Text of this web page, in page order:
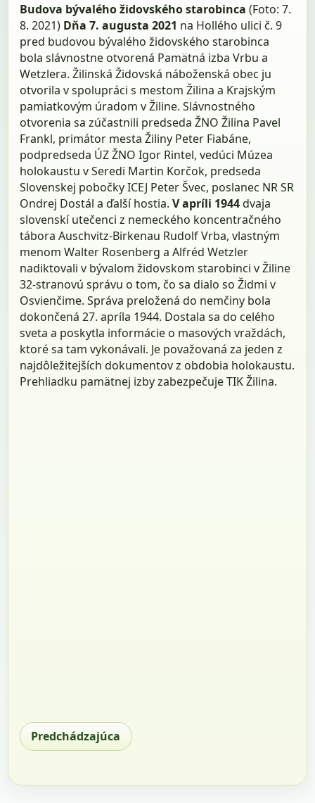
Budova bývalého židovského starobinca(Foto: 7.
8. 2021) Dňa 7. augusta 2021 na Hollého ulici č. 9
pred budovou bývalého židovského starobinca
bola slávnostne otvorená Pamätná izba Vrbu a
Wetzlera. Žilinská Židovská náboženská obec ju
otvorila v spolupráci s mestom Žilina a Krajským
pamiatkovým úradom v Žiline. Slávnostného
otvorenia sa zúčastnili predseda ŽNO Žilina Pavel
Frankl, primátor mesta Žiliny Peter Fiabáne,
podpredseda ÚZ ŽNO Igor Rintel, vedúci Múzea
holokaustu v Seredi Martin Korčok, predseda
Slovenskej pobočky ICEJ Peter Švec, poslanec NR SR
Ondrej Dostál a ďalší hostia.V apríli 1944dvaja
slovenskí utečenci z nemeckého koncentračného
tábora Auschvitz-Birkenau Rudolf Vrba, vlastným
menom Walter Rosenberg a Alfréd Wetzler
nadiktovali v bývalom židovskom starobinci v Žiline
32-stranovú správu o tom, čo sa dialo so Židmi v
Osvienčime. Správa preložená do nemčiny bola
dokončená 27. apríla 1944. Dostala sa do celého
sveta a poskytla informácie o masových vraždách,
ktoré sa tam vykonávali. Je považovaná za jeden z
najdôležitejších dokumentov z obdobia holokaustu.
Prehliadku pamätnej izby zabezpečuje TIK Žilina.
Predchádzajúca